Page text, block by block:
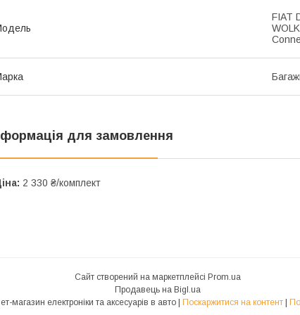
FIAT
для замовлення
2 330 ₴/комплект
Сайт створений на маркетплейсі Prom.ua
Продавець на Bigl.ua
Поскаржитися на контент